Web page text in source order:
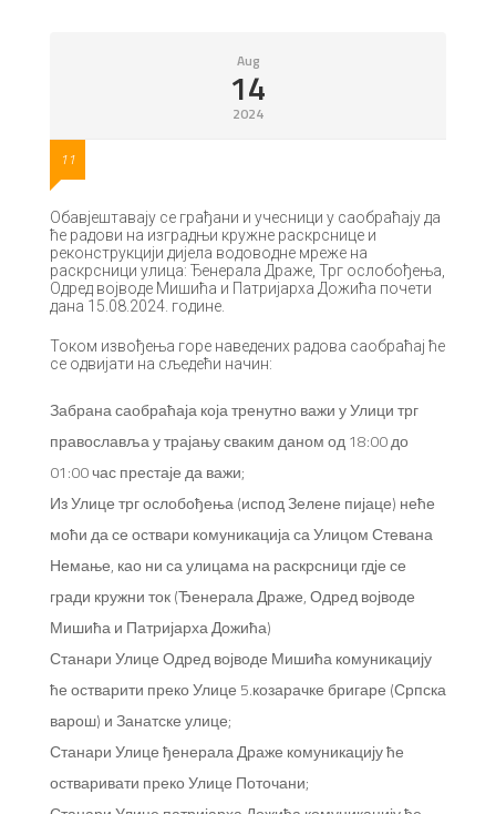
Aug
14
2024
11
Обавјештавају се грађани и учесници у саобраћају да
ће радови на изградњи кружне раскрснице и
реконструкцији дијела водоводне мреже на
раскрсници улица: Ђенерала Драже, Трг ослобођења,
Одред војводе Мишића и Патријарха Дожића почети
дана 15.08.2024. године.
Током извођења горе наведених радова саобраћај ће
се одвијати на сљедећи начин:
Забрана саобраћаја која тренутно важи у Улици трг
православља у трајању сваким даном од 18:00 до
01:00 час престаје да важи;
Из Улице трг ослобођења (испод Зелене пијаце) неће
моћи да се оствари комуникација са Улицом Стевана
Немање, као ни са улицама на раскрсници гдје се
гради кружни ток (Ђенерала Драже, Одред војводе
Мишића и Патријарха Дожића)
Станари Улице Одред војводе Мишића комуникацију
ће остварити преко Улице 5.козарачке бригаре (Српска
варош) и Занатске улице;
Станари Улице ђенерала Драже комуникацију ће
остваривати преко Улице Поточани;